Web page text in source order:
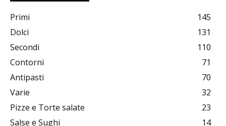
Primi
145
Dolci
131
Secondi
110
Contorni
71
Antipasti
70
Varie
32
Pizze e Torte salate
23
Salse e Sughi
14